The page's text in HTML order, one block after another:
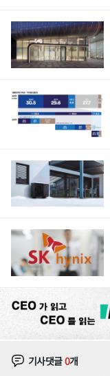
기사댓글0개